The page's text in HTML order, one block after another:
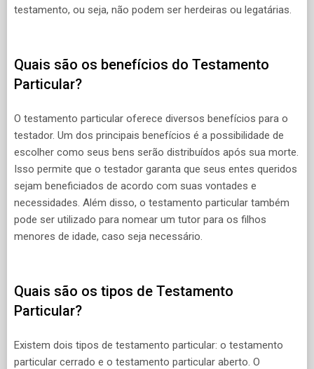
testamento, ou seja, não podem ser herdeiras ou legatárias.
Quais são os benefícios do Testamento
Particular?
O testamento particular oferece diversos benefícios para o
testador. Um dos principais benefícios é a possibilidade de
escolher como seus bens serão distribuídos após sua morte.
Isso permite que o testador garanta que seus entes queridos
sejam beneficiados de acordo com suas vontades e
necessidades. Além disso, o testamento particular também
pode ser utilizado para nomear um tutor para os filhos
menores de idade, caso seja necessário.
Quais são os tipos de Testamento
Particular?
Existem dois tipos de testamento particular: o testamento
particular cerrado e o testamento particular aberto. O